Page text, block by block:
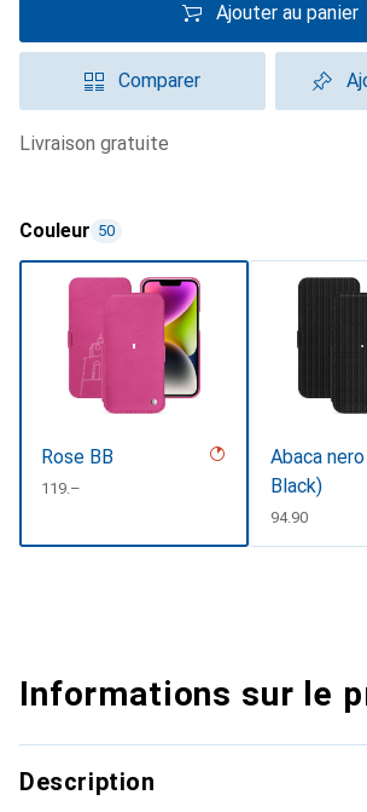
Ajouter au panier
Comparer
livraison gratuite
Couleur 50
Rose BB
CHF
119.–
Abaca
Black)
CHF
94.90
Informations sur le
Description